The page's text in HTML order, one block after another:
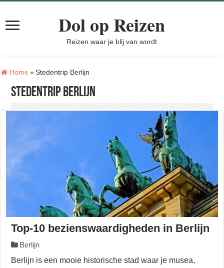
Dol op Reizen
Reizen waar je blij van wordt
Home » Tag:
Stedentrip Berlijn
Stedentrip Berlijn
Top-10 bezienswaardigheden in Berlijn
Berlijn
Berlijn is een mooie historische stad waar je musea,